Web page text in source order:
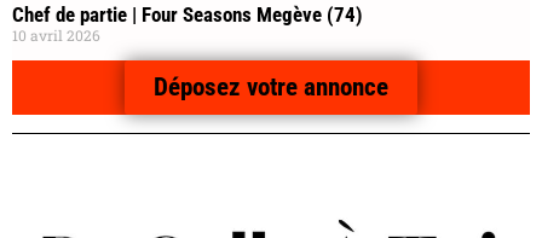
Chef de partie | Four Seasons Megève (74)
10 avril 2026
Déposez votre annonce